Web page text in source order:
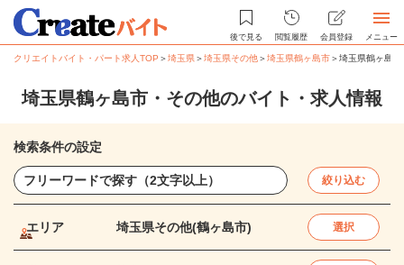
後で見る 閲覧履歴 会員登録 メニュー
クリエイトバイト・パート求人TOP ＞埼玉県＞埼玉県その他＞埼玉県鶴ヶ島市＞埼玉県鶴ヶ島
埼玉県鶴ヶ島市・その他のバイト・求人情報
検索条件の設定
絞り込む
エリア 埼玉県その他(鶴ヶ島市) 選択